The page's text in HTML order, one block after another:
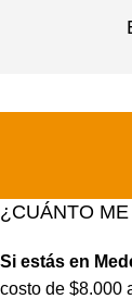
¿CUÁNTO
Si estás en
costo de $8.000